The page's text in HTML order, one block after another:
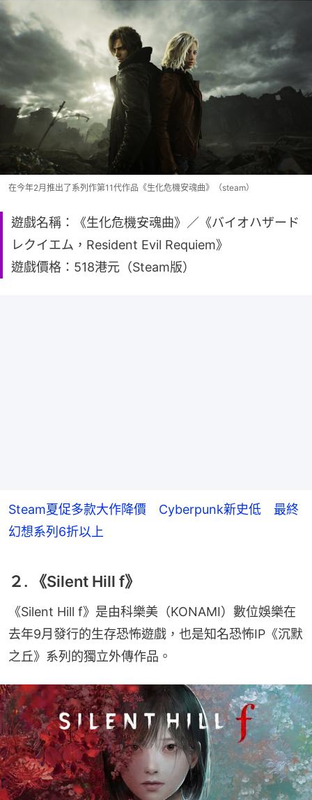
在今年2月推出了系列作第11代作品《生化危機安魂曲》（steam）
遊戲名稱：《生化危機安魂曲》／《バイオハザード
レクイエム，Resident Evil Requiem》
遊戲價格：518港元（Steam版）
Steam夏促多款大作降價 Cyberpunk新史低 最終
幻想系列6折以上
２. 《Silent Hill f》
《Silent Hill f》是由科樂美（KONAMI）數位娛樂在
去年9月發行的生存恐怖遊戲，也是知名恐怖IP《沉默
之丘》系列的獨立外傳作品。